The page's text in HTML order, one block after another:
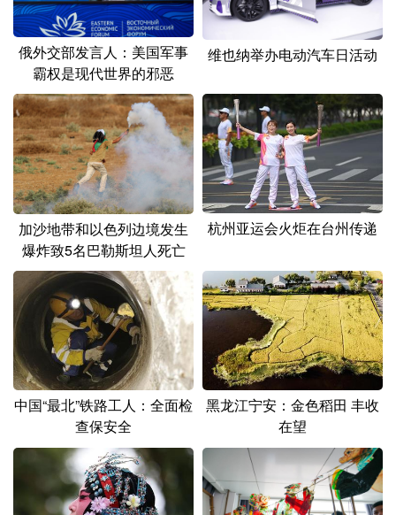
Русский язык 日本語
Deutsch Português
俄外交部发言人：美国军事
霸权是现代世界的邪恶
维也纳举办电动汽车日活动
加沙地带和以色列边境发生
爆炸致5名巴勒斯坦人死亡
杭州亚运会火炬在台州传递
中国“最北”铁路工人：全面检
查保安全
黑龙江宁安：金色稻田 丰收
在望